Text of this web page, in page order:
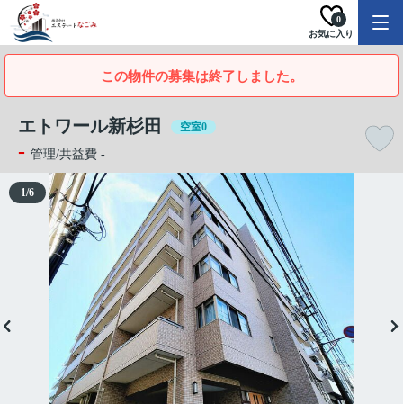
お気に入り
0
この物件の募集は終了しました。
エトワール新杉田 空室0
- 管理/共益費 -
1/6